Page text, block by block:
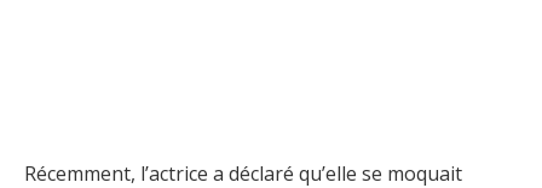
Récemment, l’actrice a déclaré qu’elle se moquait